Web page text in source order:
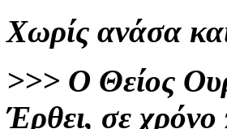
Χωρίς ανάσα
>>> Ο Θείος
Έρθει, σε